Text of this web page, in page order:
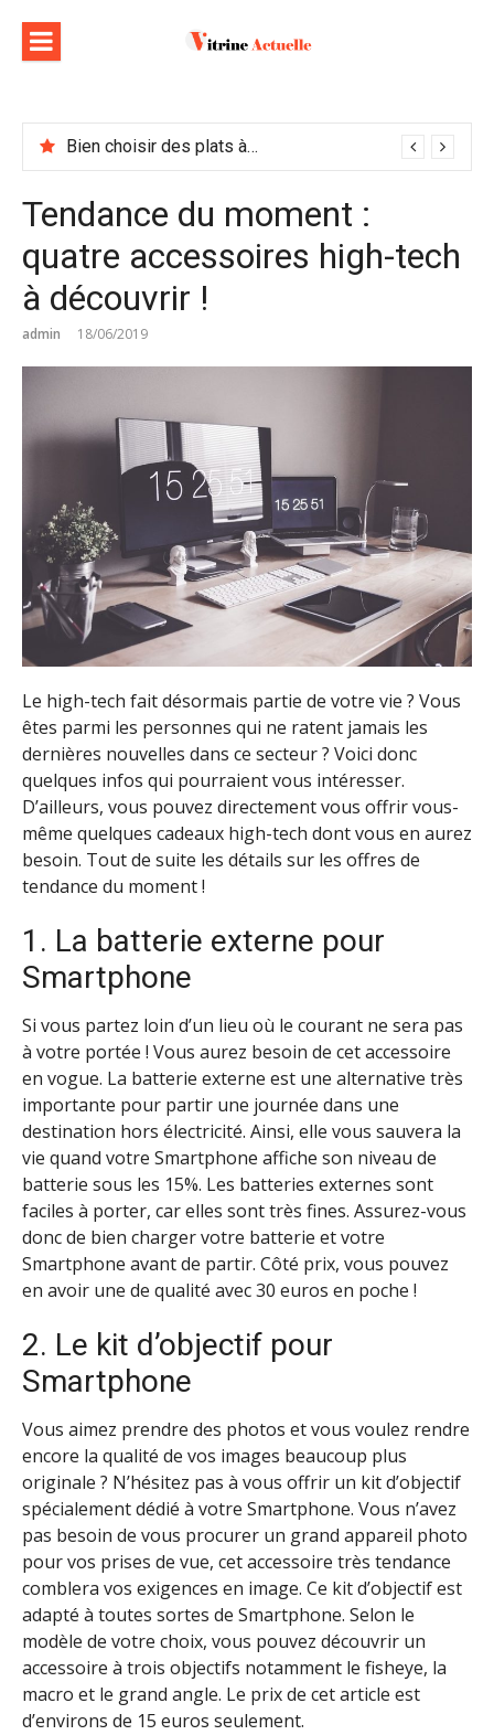
contenu
Bien choisir des plats à emporter : astuces et idées pour varier les plaisirs
Tendance du moment :
quatre accessoires high-tech
à découvrir !
admin 18/06/2019
Le high-tech fait désormais partie de votre vie ? Vous
êtes parmi les personnes qui ne ratent jamais les
dernières nouvelles dans ce secteur ? Voici donc
quelques infos qui pourraient vous intéresser.
D’ailleurs, vous pouvez directement vous offrir vous-
même quelques cadeaux high-tech dont vous en aurez
besoin. Tout de suite les détails sur les offres de
tendance du moment !
1. La batterie externe pour
Smartphone
Si vous partez loin d’un lieu où le courant ne sera pas
à votre portée ! Vous aurez besoin de cet accessoire
en vogue. La batterie externe est une alternative très
importante pour partir une journée dans une
destination hors électricité. Ainsi, elle vous sauvera la
vie quand votre Smartphone affiche son niveau de
batterie sous les 15%. Les batteries externes sont
faciles à porter, car elles sont très fines. Assurez-vous
donc de bien charger votre batterie et votre
Smartphone avant de partir. Côté prix, vous pouvez
en avoir une de qualité avec 30 euros en poche !
2. Le kit d’objectif pour
Smartphone
Vous aimez prendre des photos et vous voulez rendre
encore la qualité de vos images beaucoup plus
originale ? N’hésitez pas à vous offrir un kit d’objectif
spécialement dédié à votre Smartphone. Vous n’avez
pas besoin de vous procurer un grand appareil photo
pour vos prises de vue, cet accessoire très tendance
comblera vos exigences en image. Ce kit d’objectif est
adapté à toutes sortes de Smartphone. Selon le
modèle de votre choix, vous pouvez découvrir un
accessoire à trois objectifs notamment le fisheye, la
macro et le grand angle. Le prix de cet article est
d’environs de 15 euros seulement.